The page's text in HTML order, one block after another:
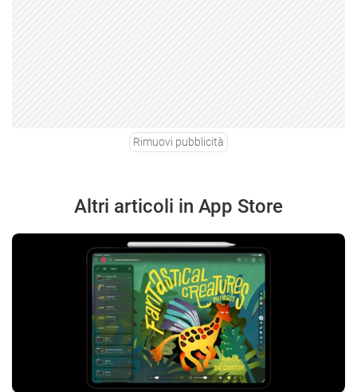
Rimuovi pubblicità
Altri articoli in App Store